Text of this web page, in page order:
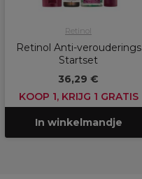
Retinol
Retinol Anti-verouderings
Startset
36,29 €
KOOP 1, KRIJG 1 GRATIS
In winkelmandje